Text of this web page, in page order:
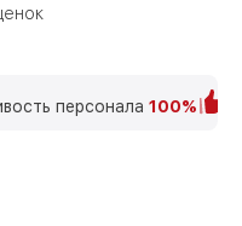
персонала 100%